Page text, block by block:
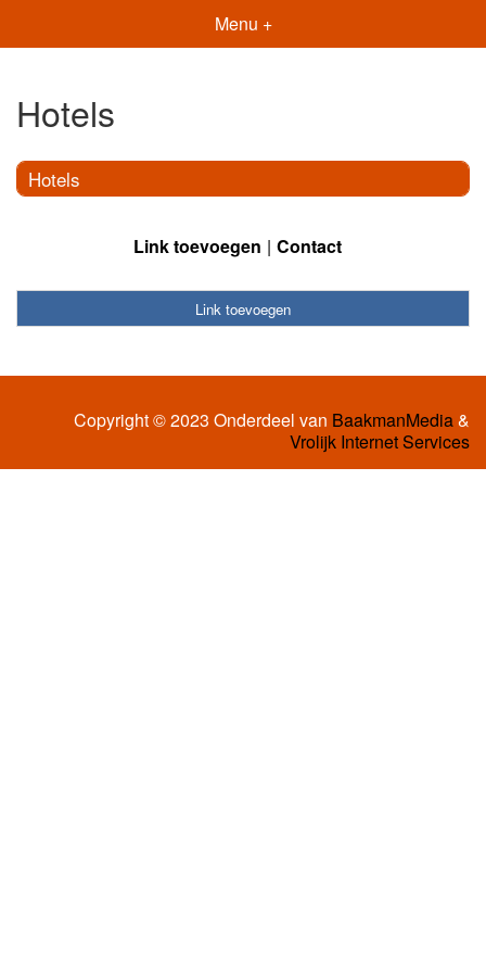
Menu +
Hotels
Hotels
Link toevoegen Contact
Link toevoegen
Copyright © 2023 Onderdeel van BaakmanMedia&
Vrolijk Internet Services